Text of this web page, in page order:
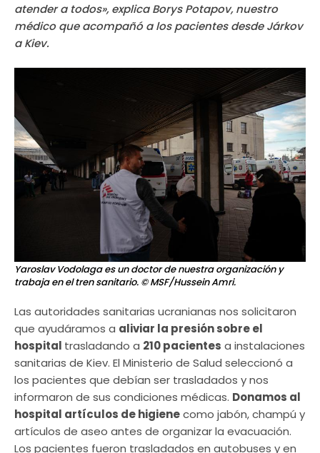
atender a todos», explica Borys Potapov, nuestro
médico que acompañó a los pacientes desde Járkov
a Kiev.
Yaroslav Vodolaga es un doctor de nuestra organización y
trabaja en el tren sanitario. © MSF/Hussein Amri.
Las autoridades sanitarias ucranianas nos solicitaron
que ayudáramos a aliviar la presión sobre el
hospital trasladando a 210 pacientes a instalaciones
sanitarias de Kiev. El Ministerio de Salud seleccionó a
los pacientes que debían ser trasladados y nos
informaron de sus condiciones médicas. Donamos al
hospital artículos de higienecomo jabón, champú y
artículos de aseo antes de organizar la evacuación.
Los pacientes fueron trasladados en autobuses y en